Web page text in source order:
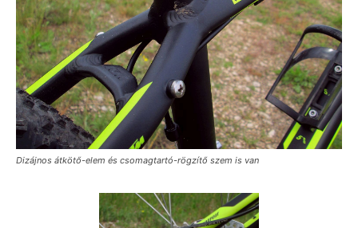
Dizájnos átkötő-elem és csomagtartó-rögzítő szem is van